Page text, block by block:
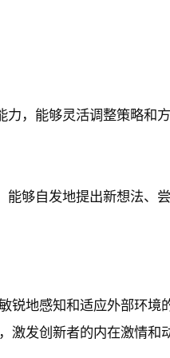
，能够灵活调整策略和
够自发地提出新想法、
锐地感知和适应外部环境
激发创新者的内在激情和